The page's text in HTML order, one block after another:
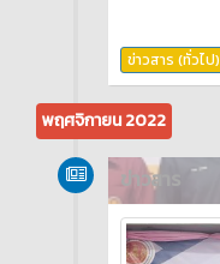
ข่าวสาร (ทั่วไป)
พฤศจิกายน 2022
ข่าวสาร